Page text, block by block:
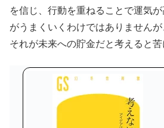
を信じ、行動を重ねることで運気
がうまくいくわけではありませんが
それが未来への貯金だと考えると苦